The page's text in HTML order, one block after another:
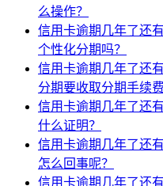
么操作？
信用卡逾期几年了还
个性化分期吗？
信用卡逾期几年了还
分期要收取分期手续
信用卡逾期几年了还
什么证明？
信用卡逾期几年了还
怎么回事呢？
信用卡逾期几年了还